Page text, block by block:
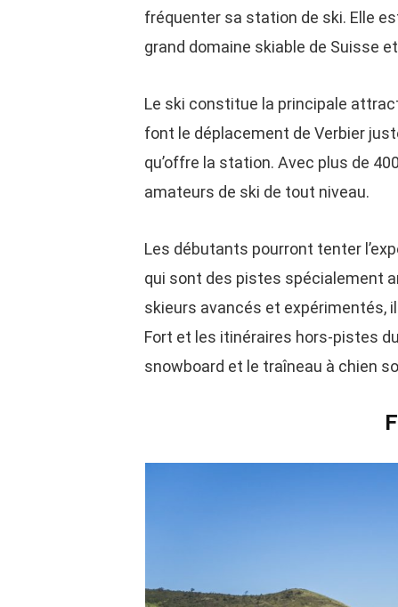
fréquenter sa station de ski. Elle
grand domaine skiable de Suisse et
Le ski constitue la principale
font le déplacement de Verbier
qu’offre la station. Avec plus de
amateurs de ski de tout niveau.
Les débutants pourront tenter
qui sont des pistes spécialement
skieurs avancés et expérimentés,
Fort et les itinéraires hors-pistes
snowboard et le traîneau à chien